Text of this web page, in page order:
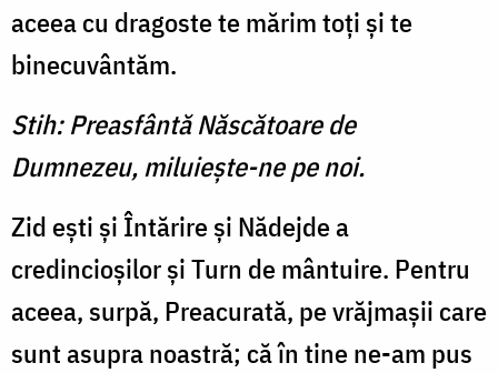
aceea cu dragoste te mărim toţi şi te
binecuvântăm.
Stih: Preasfântă Născătoare de
Dumnezeu, miluieşte-ne pe noi.
Zid eşti şi Întărire şi Nădejde a
credincioşilor şi Turn de mântuire. Pentru
aceea, surpă, Preacurată, pe vrăjmaşii care
sunt asupra noastră; că în tine ne-am pus